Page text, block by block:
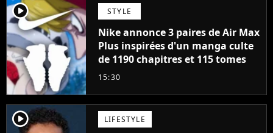
player2 STYLE
Nike annonce 3 paires de Air Max
Plus inspirées d'un manga culte
de 1190 chapitres et 115 tomes
15:30
player2 LIFESTYLE